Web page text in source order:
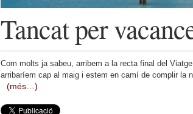
Tancat per
Com molts ja sabeu, arribem a la recta final del
arribaríem cap al maig i estem en camí de complir la
(més…)